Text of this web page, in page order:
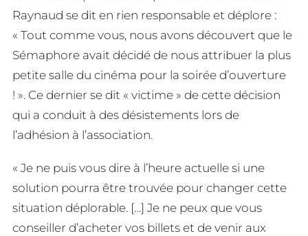
Raynaud se dit en rien responsable et déplore :
« Tout comme vous, nous avons découvert que le
Sémaphore avait décidé de nous attribuer la plus
petite salle du cinéma pour la soirée d’ouverture
! ». Ce dernier se dit « victime » de cette décision
qui a conduit à des désistements lors de
l’adhésion à l’association.
« Je ne puis vous dire à l’heure actuelle si une
solution pourra être trouvée pour changer cette
situation déplorable. […] Je ne peux que vous
conseiller d’acheter vos billets et de venir aux